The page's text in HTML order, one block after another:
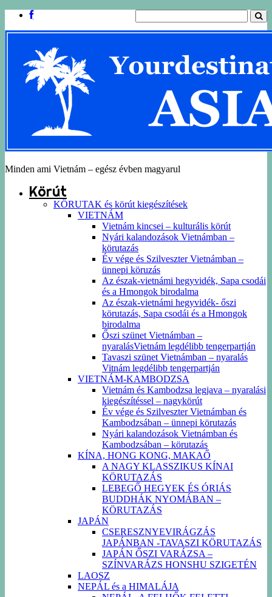
Minden ami Vietnám – egész évben magyarul
Körút
KÖRUTAK és körút kiegészítések
VIETNÁM
Vietnám kincsei – kulturális körút
Nyári kalandozások Vietnámban –
körutazás
Év vége és Szilveszter Vietnámban –
ünnepi köruzás
Az észak-vietnámi hegyvidék, Sapa csodái
és a Hmongok birodalma
Az észak-vietnámi hegyvidék- őszi
körutazás, Sapa csodái és a Hmongok
birodalma
Őszi szünet Vietnámban –
nyaralásVietnám legdélibb tengerpartján
Tavaszi szünet Vietnámban – nyaralás
Vitnám legdélibb tengerpartján
VIETNÁM-KAMBODZSA
Vietnám és Kambodzsa legjava – nyaralási
kiegészítéssel – nagykörút
Év vége és Szilveszter Vietnámban és
Kambodzsában – ünnepi körutazás
Nyári kalandozások Vietnámban és
Kambodzsában – körutazás
KÍNA, HONG KONG, MAKAŐ
A NAGY KLASSZIKUS KÍNAI
KÖRUTAZÁS
LEBEGŐ HEGYEK ÉS ÓRIÁS
BUDDHÁK NYOMÁBAN –
KÖRUTAZÁS
JAPÁN
CSERESZNYEVIRÁGZÁS
JAPÁNBAN -TAVASZI KÖRUTAZÁS
JAPÁN ŐSZI VARÁZSA –
SZÍNVARÁZS HONSHU SZIGETÉN
LAOSZ
NEPÁL és a HIMALÁJA